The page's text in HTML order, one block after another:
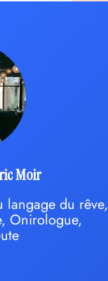
Moir
langage du rêve,
Onirologue,